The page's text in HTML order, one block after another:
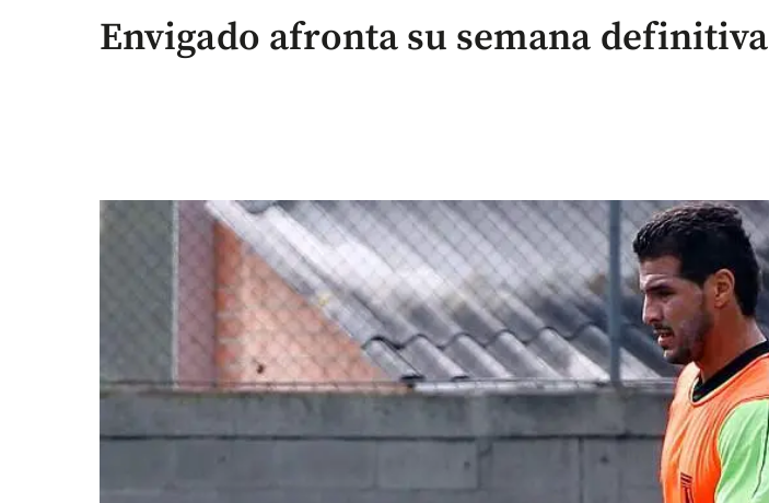
Envigado afronta su semana definitiva